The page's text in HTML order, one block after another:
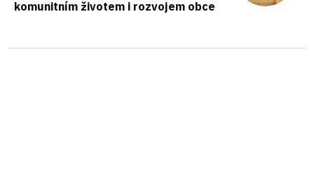
komunitním životem i rozvojem obce